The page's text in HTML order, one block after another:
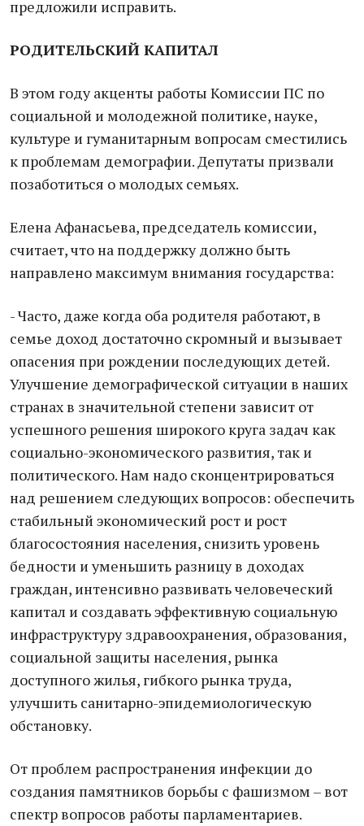
предложили исправить.
РОДИТЕЛЬСКИЙ КАПИТАЛ
В этом году акценты работы Комиссии ПС по
социальной и молодежной политике, науке,
культуре и гуманитарным вопросам сместились
к проблемам демографии. Депутаты призвали
позаботиться о молодых семьях.
Елена Афанасьева, председатель комиссии,
считает, что на поддержку должно быть
направлено максимум внимания государства:
- Часто, даже когда оба родителя работают, в
семье доход достаточно скромный и вызывает
опасения при рождении последующих детей.
Улучшение демографической ситуации в наших
странах в значительной степени зависит от
успешного решения широкого круга задач как
социально-экономического развития, так и
политического. Нам надо сконцентрироваться
над решением следующих вопросов: обеспечить
стабильный экономический рост и рост
благосостояния населения, снизить уровень
бедности и уменьшить разницу в доходах
граждан, интенсивно развивать человеческий
капитал и создавать эффективную социальную
инфраструктуру здравоохранения, образования,
социальной защиты населения, рынка
доступного жилья, гибкого рынка труда,
улучшить санитарно-эпидемиологическую
обстановку.
От проблем распространения инфекции до
создания памятников борьбы с фашизмом – вот
спектр вопросов работы парламентариев.